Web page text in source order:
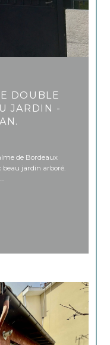
DOUBLE
JARDIN -
de Bordeaux
beau jardin arboré.